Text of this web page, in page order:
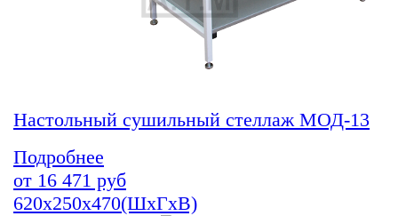
Настольный сушильный стеллаж МОД-13
Подробнее
от 16 471 руб
620х250х470(ШхГхВ)